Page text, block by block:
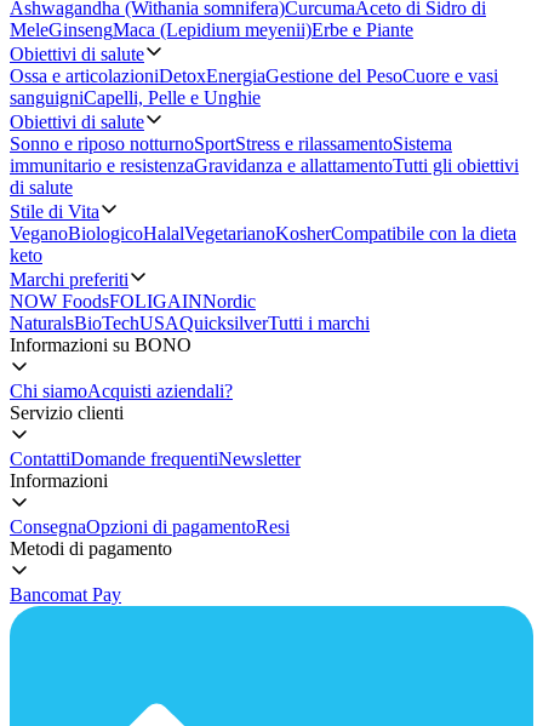
Ashwagandha (Withania somnifera)CurcumaAceto di Sidro di
MeleGinsengMaca (Lepidium meyenii)Erbe e Piante
Obiettivi di salute
Ossa e articolazioniDetoxEnergiaGestione del PesoCuore e vasi
sanguigniCapelli, Pelle e Unghie
Obiettivi di salute
Sonno e riposo notturnoSportStress e rilassamentoSistema
immunitario e resistenzaGravidanza e allattamentoTutti gli obiettivi
di salute
Stile di Vita
VeganoBiologicoHalalVegetarianoKosherCompatibile con la dieta
keto
Marchi preferiti
NOW FoodsFOLIGAINNordic
NaturalsBioTechUSAQuicksilverTutti i marchi
Informazioni su BONO
Chi siamoAcquisti aziendali?
Servizio clienti
ContattiDomande frequentiNewsletter
Informazioni
ConsegnaOpzioni di pagamentoResi
Metodi di pagamento
Bancomat Pay